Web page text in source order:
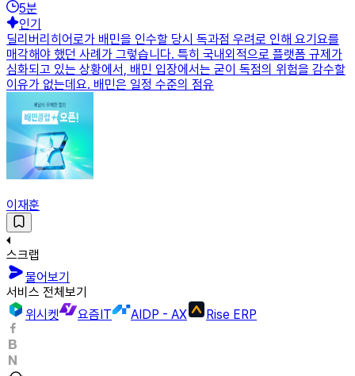
5분
인기
딜리버리히어로가 배민을 인수할 당시 독과점 우려로 인해 요기요를
매각해야 했던 사례가 그렇습니다. 특히 국내외적으로 플랫폼 규제가
심화되고 있는 상황에서, 배민 입장에서는 굳이 독점의 위험을 감수할
이유가 없는데요. 배민은 일정 수준의 점유
이재훈
스크랩
물어보기
서비스 전체보기
위시켓
요즘IT AIDP - AX Rise ERP